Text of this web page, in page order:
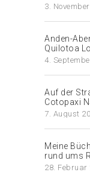
3.
Anden-
Quilotoa
4.
Auf der
Cotopaxi
7. August
Meine
rund ums
28. Februar